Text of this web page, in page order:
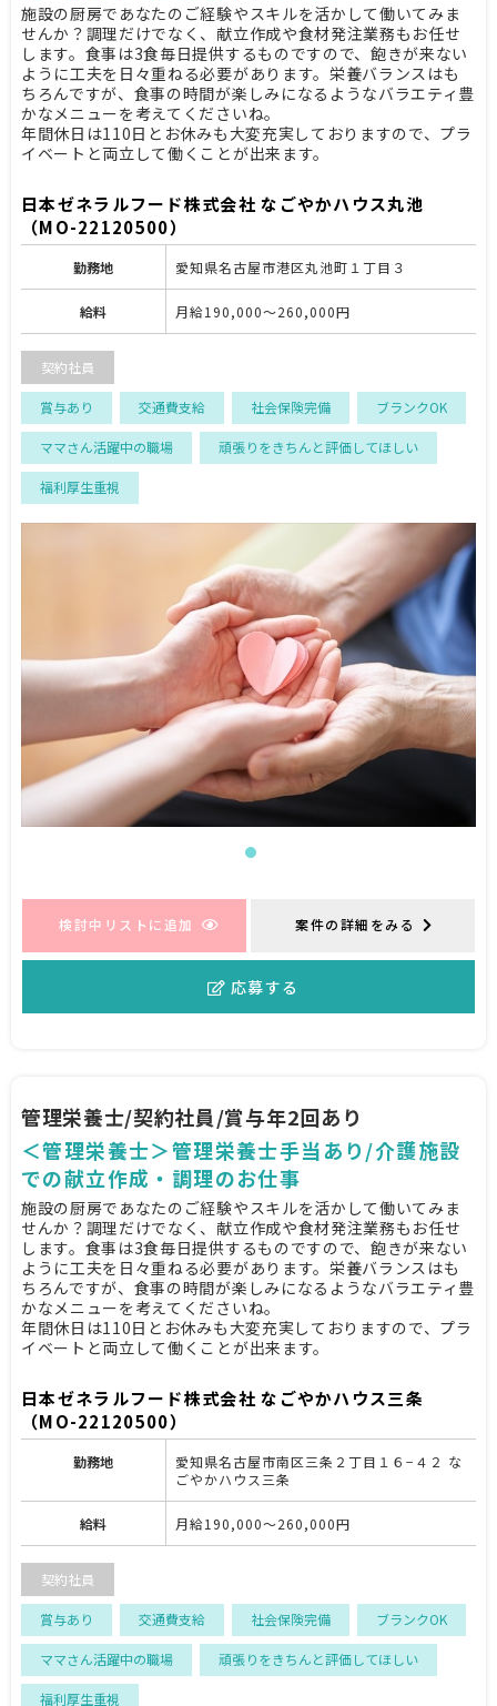
施設の厨房であなたのご経験やスキルを活かして働いてみま
せんか？調理だけでなく、献立作成や食材発注業務もお任せ
します。食事は3食毎日提供するものですので、飽きが来ない
ように工夫を日々重ねる必要があります。栄養バランスはも
ちろんですが、食事の時間が楽しみになるようなバラエティ豊
かなメニューを考えてくださいね。
年間休日は110日とお休みも大変充実しておりますので、プラ
イベートと両立して働くことが出来ます。
日本ゼネラルフード株式会社 なごやかハウス丸池
（MO-22120500）
勤務地 愛知県名古屋市港区丸池町１丁目３
給料 月給190,000～260,000円
契約社員
賞与あり 交通費支給 社会保険完備 ブランクOK
ママさん活躍中の職場 頑張りをきちんと評価してほしい
福利厚生重視
応募する
検討中リストに追加 案件の詳細をみる
管理栄養士/契約社員/賞与年2回あり
＜管理栄養士＞管理栄養士手当あり/介護施設
での献立作成・調理のお仕事
施設の厨房であなたのご経験やスキルを活かして働いてみま
せんか？調理だけでなく、献立作成や食材発注業務もお任せ
します。食事は3食毎日提供するものですので、飽きが来ない
ように工夫を日々重ねる必要があります。栄養バランスはも
ちろんですが、食事の時間が楽しみになるようなバラエティ豊
かなメニューを考えてくださいね。
年間休日は110日とお休みも大変充実しておりますので、プラ
イベートと両立して働くことが出来ます。
日本ゼネラルフード株式会社 なごやかハウス三条
（MO-22120500）
勤務地
愛知県名古屋市南区三条２丁目１６−４２ な
ごやかハウス三条
給料 月給190,000～260,000円
契約社員
賞与あり 交通費支給 社会保険完備 ブランクOK
ママさん活躍中の職場 頑張りをきちんと評価してほしい
福利厚生重視